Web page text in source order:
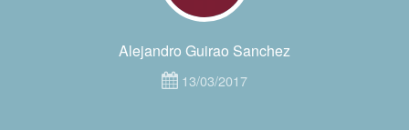
Alejandro Guirao Sanchez
13/03/2017